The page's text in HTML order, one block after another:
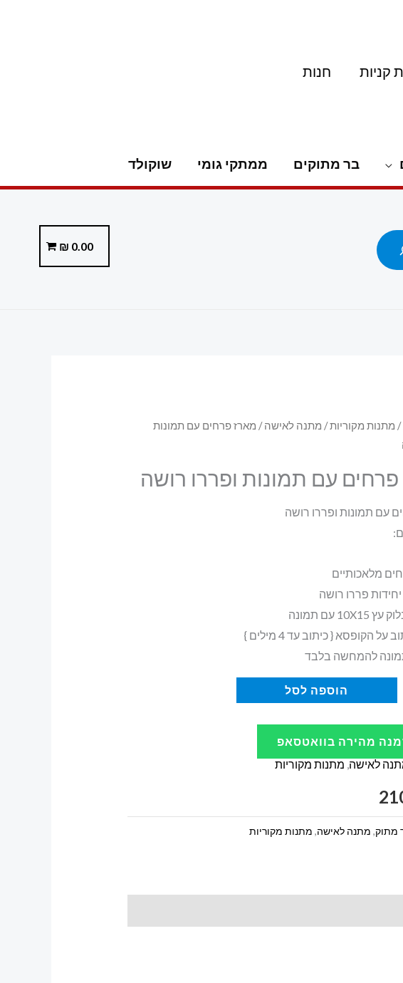
קניות חנות
בר מתוקים ממתקי גומי שוקולד
0.00
₪
/ מתנות מקוריות/ מתנה לאישה/ מארז פרחים עם תמונות
עם תמונות ופררו רושה
עם תמונות ופררו רושה
מלאכותיים
על הקופסא { כיתוב עד 4 מילים }
להמחשה בלבד
הוספה לסל
מהירה בוואטסאפ
לאישה, מתנות מקוריות
מתוק, מתנה לאישה, מתנות מקוריות